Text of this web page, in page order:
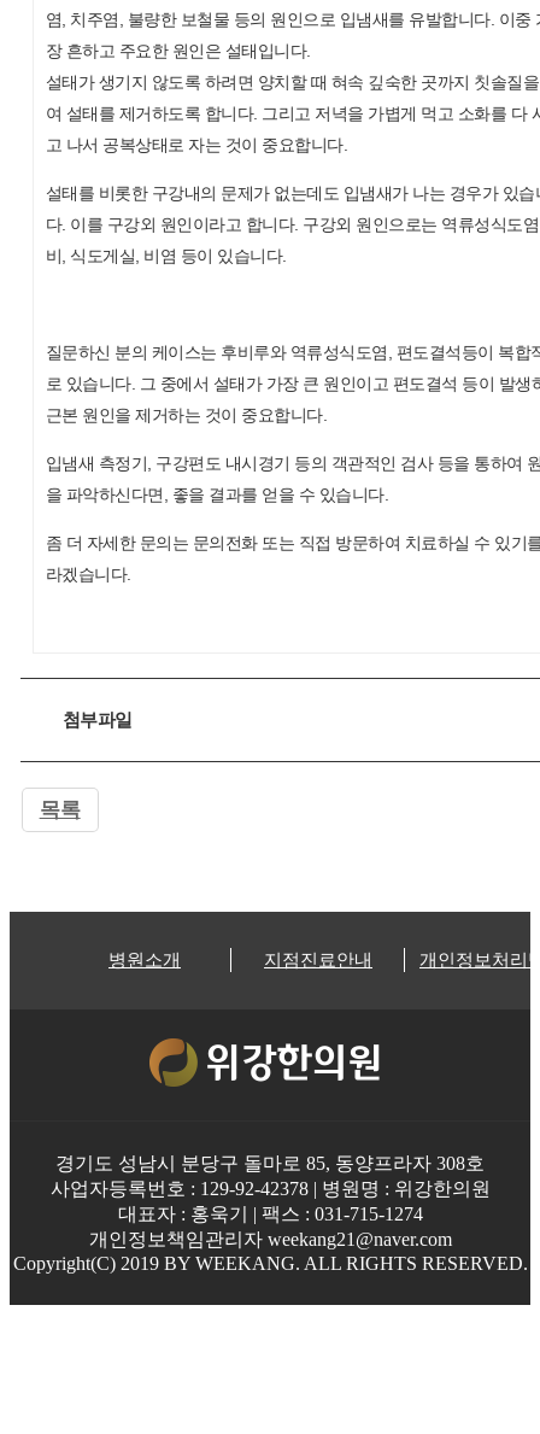
염, 치주염, 불량한 보철물 등의 원인으로 입냄새를 유발합니다. 이중
장 흔하고 주요한 원인은 설태입니다.
설태가 생기지 않도록 하려면 양치할 때 혀속 깊숙한 곳까지 칫솔질
여 설태를 제거하도록 합니다. 그리고 저녁을 가볍게 먹고 소화를 다
고 나서 공복상태로 자는 것이 중요합니다.
설태를 비롯한 구강내의 문제가 없는데도 입냄새가 나는 경우가 있습
다. 이를 구강외 원인이라고 합니다. 구강외 원인으로는 역류성식도
비, 식도게실, 비염 등이 있습니다.
질문하신 분의 케이스는 후비루와 역류성식도염, 편도결석등이 복합
로 있습니다. 그 중에서 설태가 가장 큰 원인이고 편도결석 등이 발생
근본 원인을 제거하는 것이 중요합니다.
입냄새 측정기, 구강편도 내시경기 등의 객관적인 검사 등을 통하여
을 파악하신다면, 좋을 결과를 얻을 수 있습니다.
좀 더 자세한 문의는 문의전화 또는 직접 방문하여 치료하실 수 있기
라겠습니다.
첨부파일
목록
병원소개 지점진료안내 개인정보처리
경기도 성남시 분당구 돌마로 85, 동양프라자 308호
사업자등록번호 : 129-92-42378 | 병원명 : 위강한의원
대표자 : 홍욱기 | 팩스 : 031-715-1274
개인정보책임관리자 weekang21@naver.com
Copyright(C) 2019 BY WEEKANG. ALL RIGHTS RESERVED.